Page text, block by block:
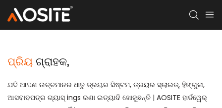
ପ୍ରିୟ ଗ୍ରାହକ,
ଯଦି ଆପଣ ଉଚ୍ଚମାନର ଧାତୁ ଡ୍ରୟର ସିଷ୍ଟମ, ଡ୍ରୟର ସ୍ଲାଇଡ୍, ହିଙ୍ଗୁଳା,
ଆସବାବପତ୍ର ଗ୍ୟାସ୍ ings ରଣା ଇତ୍ୟାଦି ଖୋଜୁଛନ୍ତି | AOSITE ହାର୍ଡୱେର୍